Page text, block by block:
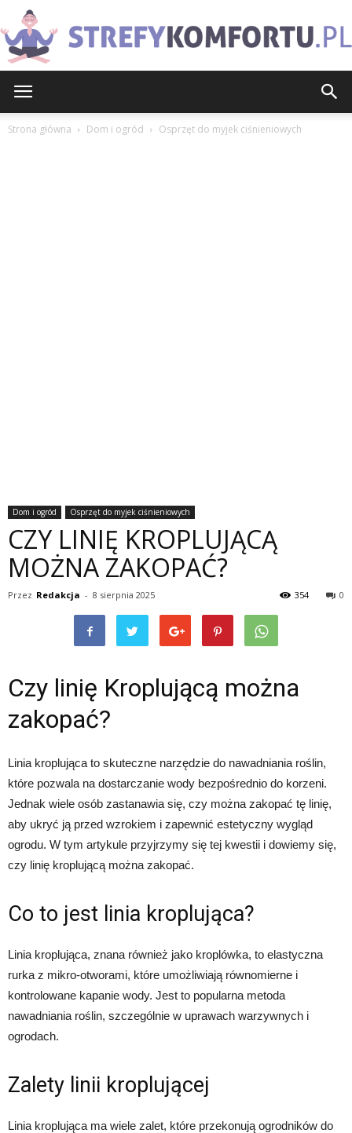
Strona główna Dom i ogród Osprzęt do myjek ciśnieniowych
Dom i ogród Osprzęt do myjek ciśnieniowych
CZY LINIĘ KROPLUJĄCĄ
MOŻNA ZAKOPAĆ?
Przez Redakcja - 8 sierpnia 2025 0
354
Czy linię Kroplującą można
zakopać?
Linia kroplująca to skuteczne narzędzie do nawadniania roślin,
które pozwala na dostarczanie wody bezpośrednio do korzeni.
Jednak wiele osób zastanawia się, czy można zakopać tę linię,
aby ukryć ją przed wzrokiem i zapewnić estetyczny wygląd
ogrodu. W tym artykule przyjrzymy się tej kwestii i dowiemy się,
czy linię kroplującą można zakopać.
Co to jest linia kroplująca?
Linia kroplująca, znana również jako kroplówka, to elastyczna
rurka z mikro-otworami, które umożliwiają równomierne i
kontrolowane kapanie wody. Jest to popularna metoda
nawadniania roślin, szczególnie w uprawach warzywnych i
ogrodach.
Zalety linii kroplującej
Linia kroplująca ma wiele zalet, które przekonują ogrodników do